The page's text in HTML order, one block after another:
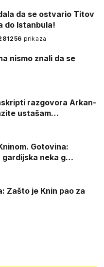
da se ostvario Titov
do Istanbula!
prikaza
nismo znali da se
razgovora Arkan-
ustašam…
gardijska neka g…
Zašto je Knin pao za